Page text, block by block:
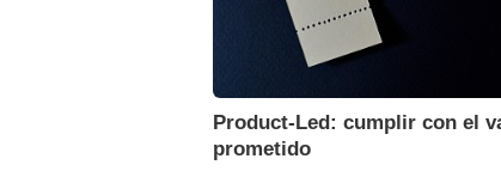
Product-Led: cumplir con el
prometido